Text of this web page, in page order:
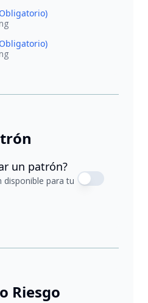
un patrón?
disponible para tu
Riesgo